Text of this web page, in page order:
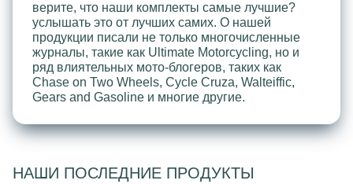
верите, что наши комплекты самые лучшие?
услышать это от лучших самих. О нашей
продукции писали не только многочисленные
журналы, такие как Ultimate Motorcycling, но и
ряд влиятельных мото-блогеров, таких как
Chase on Two Wheels, Cycle Cruza, Walteiffic,
Gears and Gasoline и многие другие.
НАШИ ПОСЛЕДНИЕ ПРОДУКТЫ